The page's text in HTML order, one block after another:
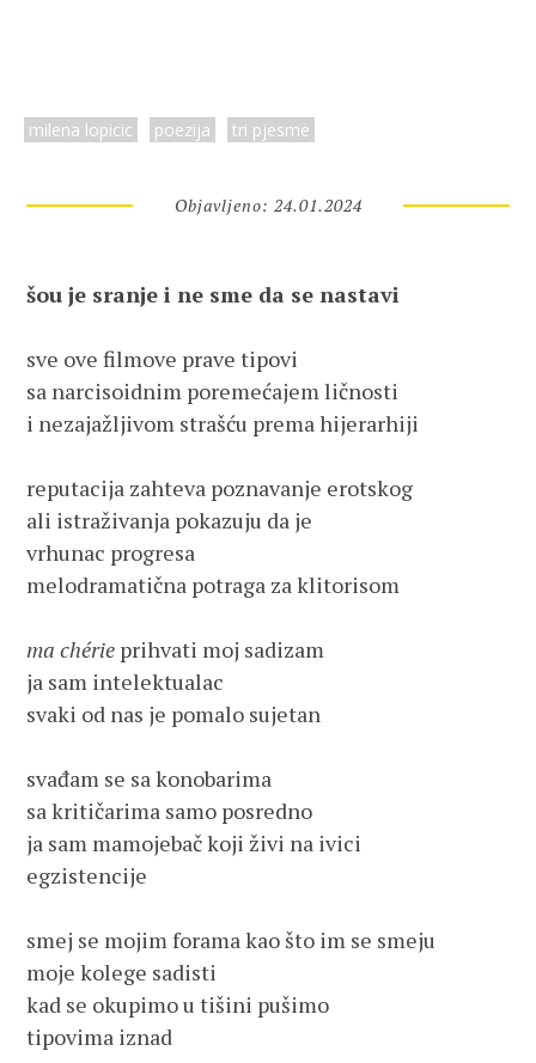
milena lopicic poezija tri pjesme
Objavljeno: 24.01.2024
šou je sranje i ne sme da se nastavi
sve ove filmove prave tipovi
sa narcisoidnim poremećajem ličnosti
i nezajažljivom strašću prema hijerarhiji
reputacija zahteva poznavanje erotskog
ali istraživanja pokazuju da je
vrhunac progresa
melodramatična potraga za klitorisom
ma chérie prihvati moj sadizam
ja sam intelektualac
svaki od nas je pomalo sujetan
svađam se sa konobarima
sa kritičarima samo posredno
ja sam mamojebač koji živi na ivici
egzistencije
smej se mojim forama kao što im se smeju
moje kolege sadisti
kad se okupimo u tišini pušimo
tipovima iznad